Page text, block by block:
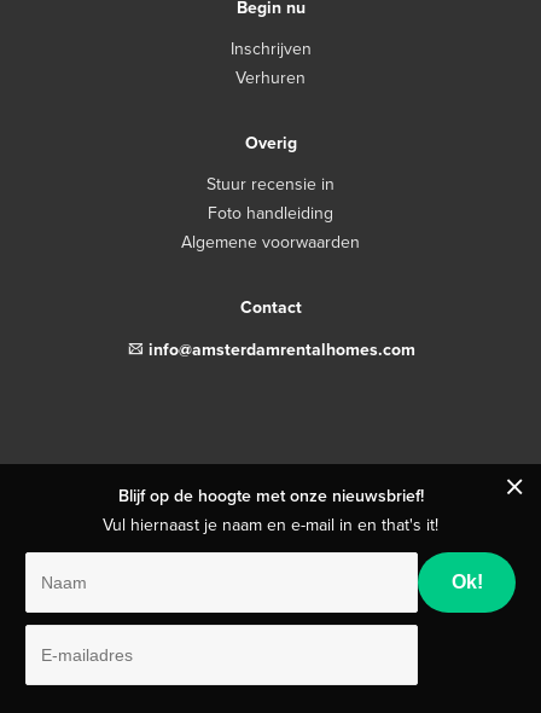
Begin nu
Inschrijven
Verhuren
Overig
Stuur recensie in
Foto handleiding
Algemene voorwaarden
Contact
email info@amsterdamrentalhomes.com
Blijf op de hoogte met onze nieuwsbrief!
Vul hiernaast je naam en e-mail in en that's it!
close